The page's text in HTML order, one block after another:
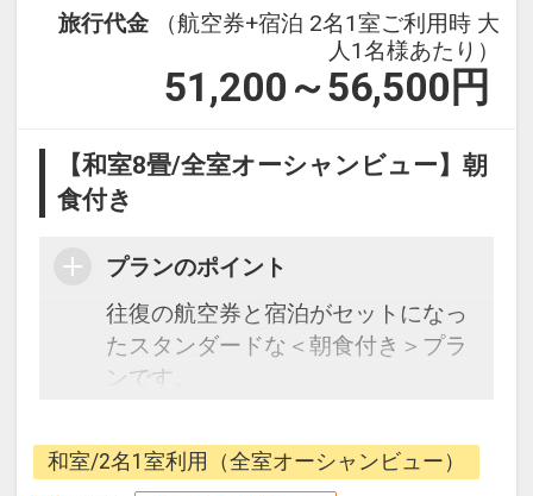
旅行代金
（航空券+宿泊 2名1室ご利用時 大
人1名様あたり）
51,200～56,500 円
【和室8畳/全室オーシャンビュー】朝
食付き
プランのポイント
往復の航空券と宿泊がセットになっ
たスタンダードな＜朝食付き＞プラ
ンです。
うれしい♪館内【砂むし】の利用１
回分付（滞在中毎日）
和室/2名1室利用（全室オーシャンビュー）